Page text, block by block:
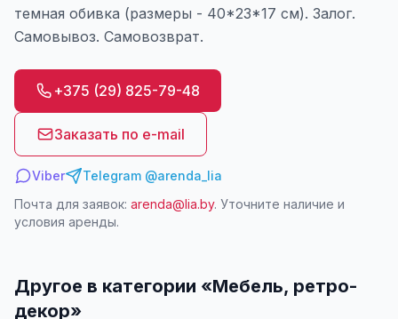
темная обивка (размеры - 40*23*17 см). Залог.
Самовывоз. Самовозврат.
+375 (29) 825-79-48
Заказать по e-mail
Viber
Telegram @arenda_lia
Почта для заявок: arenda@lia.by. Уточните наличие и
условия аренды.
Другое в категории «Мебель, ретро-
декор»